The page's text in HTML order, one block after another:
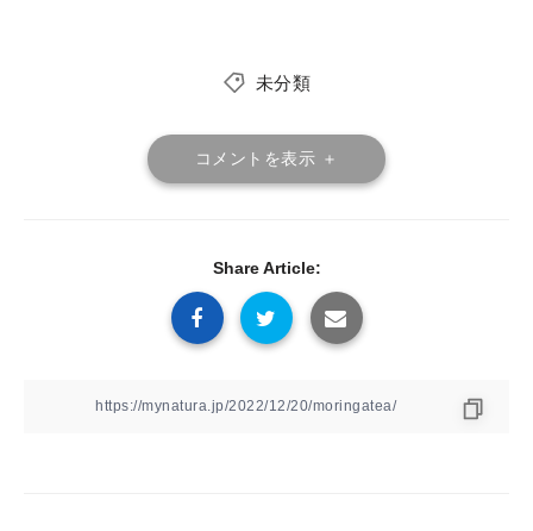
未分類
コメントを表示 ＋
Share Article: